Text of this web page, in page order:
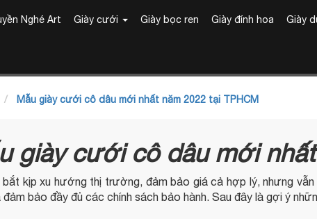
Nghé Art Giày cưới Giày bọc ren Giày đính hoa Giày
Mẫu giày cưới cô dâu mới nhất năm 2022 tại TPHCM
giày cưới cô dâu mới
kịp xu hướng thị trường, đảm bảo giá cả hợp lý, nhưng
bảo đầy đủ các chính sách bảo hành. Sau đây là gợi ý